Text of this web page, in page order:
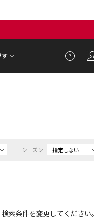
す
シーズン 指定しない
索条件を変更してください。